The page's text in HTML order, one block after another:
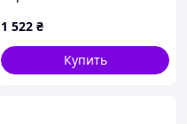
1 522 ₴
Купить